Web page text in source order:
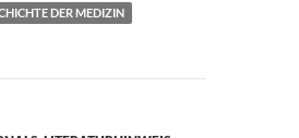
DER MEDIZIN